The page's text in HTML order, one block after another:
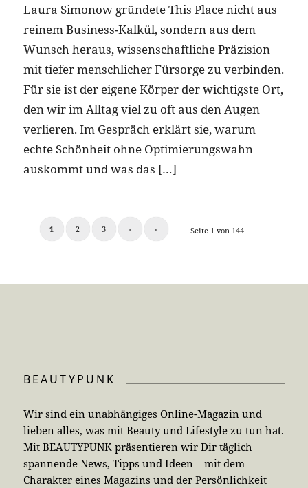
Laura Simonow gründete This Place nicht aus
reinem Business-Kalkül, sondern aus dem
Wunsch heraus, wissenschaftliche Präzision
mit tiefer menschlicher Fürsorge zu verbinden.
Für sie ist der eigene Körper der wichtigste Ort,
den wir im Alltag viel zu oft aus den Augen
verlieren. Im Gespräch erklärt sie, warum
echte Schönheit ohne Optimierungswahn
auskommt und was das […]
Seite 1 von 144
1 2 3 › »
BEAUTYPUNK
Wir sind ein unabhängiges Online-Magazin und
lieben alles, was mit Beauty und Lifestyle zu tun hat.
Mit BEAUTYPUNK präsentieren wir Dir täglich
spannende News, Tipps und Ideen – mit dem
Charakter eines Magazins und der Persönlichkeit